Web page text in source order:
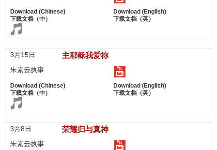
3月15日 主耶稣我爱祢
朱素云执事
3月8日 荣耀归与真神
朱素云执事